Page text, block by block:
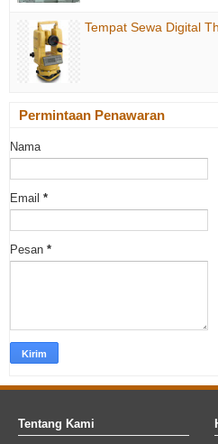
Tempat Sewa Digital
Permintaan Penawaran
Nama
Email *
Pesan *
Tentang Kami